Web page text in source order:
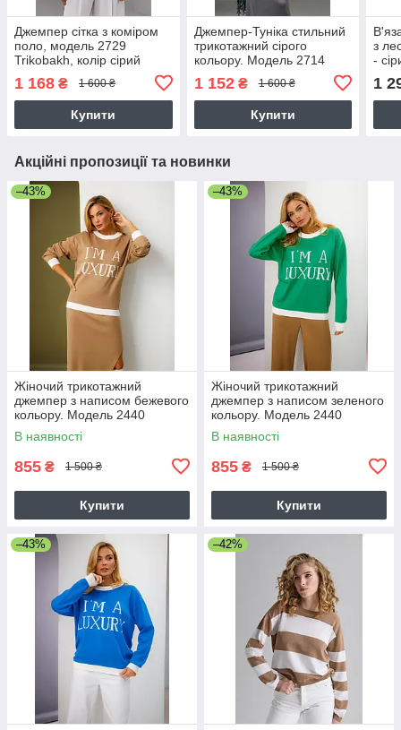
Джемпер сітка з коміром
поло, модель 2729
Trikobakh, колір сірий
1 168 ₴ 1 600 ₴
Купити
Джемпер-Туніка стильний
трикотажний сірого
кольору. Модель 2714
1 152₴ 1 600 ₴
Купити
з
-
1
Акційні пропозиції та новинки
–43%
Жіночий трикотажний
джемпер з написом бежевого
кольору. Модель 2440
Trikobakh
В наявності
855 ₴ 1 500 ₴
Купити
–43%
Жіночий трикотажний
джемпер з написом зеленого
кольору. Модель 2440
Trikobakh
В наявності
855 ₴ 1 500 ₴
Купити
–43% –42%